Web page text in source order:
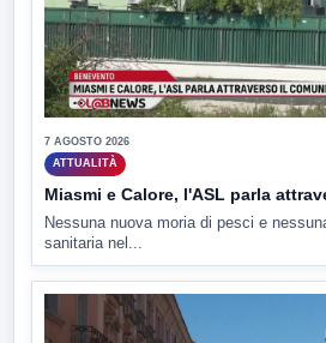
7 AGOSTO 2026
ATTUALITÀ
Miasmi e Calore, l'ASL parla
Nessuna nuova moria di pesci e
sanitaria nel...